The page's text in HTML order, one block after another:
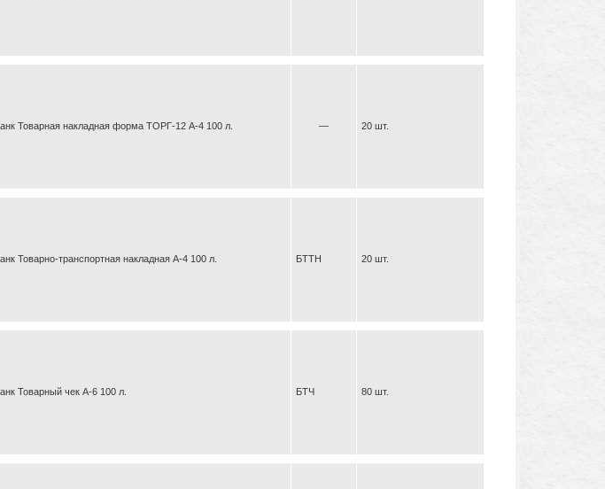
Товарная накладная форма ТОРГ-12 А-4 100 л. — 20 шт.
Товарно-транспортная накладная А-4 100 л. БТТН 20 шт.
Товарный чек А-6 100 л. БТЧ 80 шт.